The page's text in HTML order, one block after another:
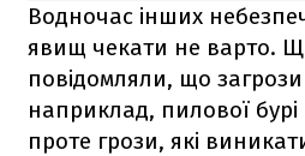
Водночас інших
явищ чекати не варто.
повідомляли, що
наприклад, пилової бурі
проте грози, які